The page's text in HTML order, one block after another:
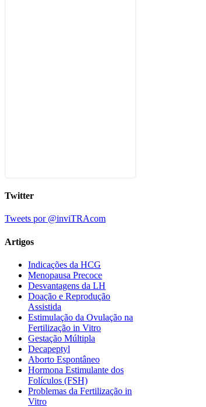
Twitter
Tweets por @inviTRAcom
Artigos
Indicações da HCG
Menopausa Precoce
Desvantagens da LH
Doação e Reprodução
Assistida
Estimulação da Ovulação na
Fertilização in Vitro
Gestação Múltipla
Decapeptyl
Aborto Espontâneo
Hormona Estimulante dos
Folículos (FSH)
Problemas da Fertilização in
Vitro